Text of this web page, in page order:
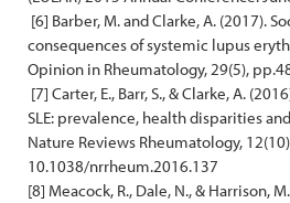
[6] Barber, M. and Clarke, A. (2017).
consequences of systemic lupus
Opinion in Rheumatology, 29(5),
[7] Carter, E., Barr, S., & Clarke, A.
SLE: prevalence, health disparities
Nature Reviews Rheumatology,
10.1038/nrrheum.2016.137
[8] Meacock, R., Dale, N., & Harrison,